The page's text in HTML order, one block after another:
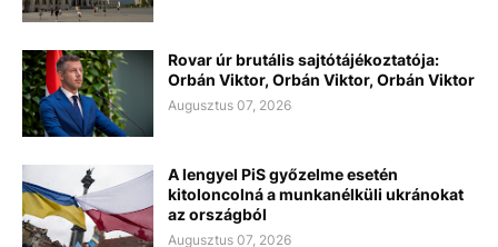
Rovar úr brutális sajtótájékoztatója:
Orbán Viktor, Orbán Viktor, Orbán Viktor
Augusztus 07, 2026
A lengyel PiS győzelme esetén
kitoloncolná a munkanélküli ukránokat
az országból
Augusztus 07, 2026